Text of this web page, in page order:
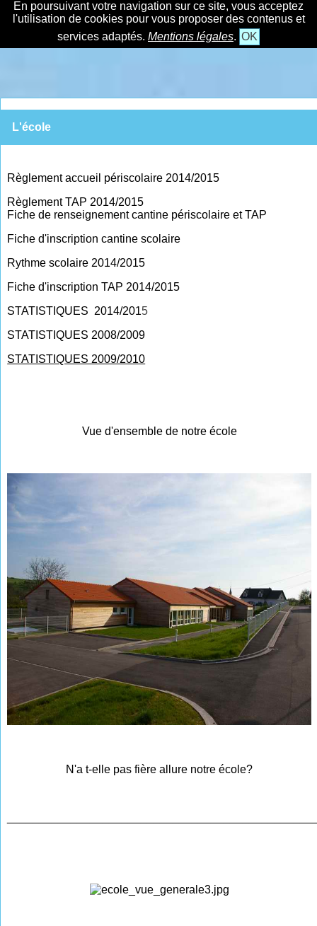
En poursuivant votre navigation sur ce site, vous acceptez
l'utilisation de cookies pour vous proposer des contenus et
services adaptés. Mentions légales. OK
L'école
Règlement accueil périscolaire 2014/2015
Règlement TAP 2014/2015
Fiche de renseignement cantine périscolaire et TAP
Fiche d'inscription cantine scolaire
Rythme scolaire 2014/2015
Fiche d'inscription TAP 2014/2015
STATISTIQUES 2014/2015
STATISTIQUES 2008/2009
STATISTIQUES 2009/2010
Vue d'ensemble de notre école
N'a t-elle pas fière allure notre école?